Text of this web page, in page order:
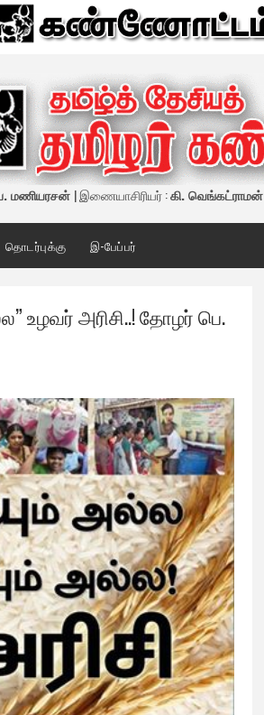
மணியரசன் | இணையாசிரியர் :கி. வெங்கட்ராமன்
தொடர்புக்கு இ-பேப்பர்
உழவர் அரிசி..! தோழர் பெ.